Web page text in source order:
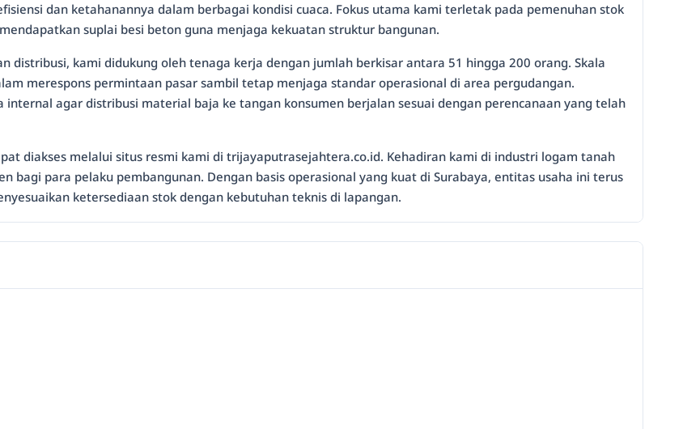
dan ketahanannya dalam berbagai kondisi cuaca. Fokus utama kami terletak pada pemenuhan stok
suplai besi beton guna menjaga kekuatan struktur bangunan.
distribusi, kami didukung oleh tenaga kerja dengan jumlah berkisar antara 51 hingga 200 orang. Skala
merespons permintaan pasar sambil tetap menjaga standar operasional di area pergudangan.
agar distribusi material baja ke tangan konsumen berjalan sesuai dengan perencanaan yang telah
diakses melalui situs resmi kami di trijayaputrasejahtera.co.id. Kehadiran kami di industri logam tanah
bagi para pelaku pembangunan. Dengan basis operasional yang kuat di Surabaya, entitas usaha ini terus
ketersediaan stok dengan kebutuhan teknis di lapangan.